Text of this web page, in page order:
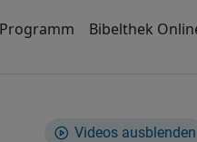
Bibelthek
Videos ausblenden